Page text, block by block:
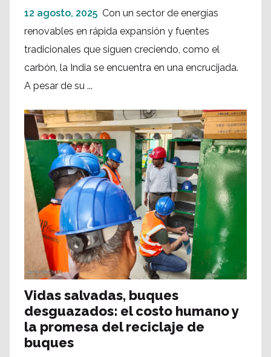
12 agosto, 2025 Con un sector de energías
renovables en rápida expansión y fuentes
tradicionales que siguen creciendo, como el
carbón, la India se encuentra en una encrucijada.
A pesar de su ...
Vidas salvadas, buques
desguazados: el costo humano y
la promesa del reciclaje de
buques